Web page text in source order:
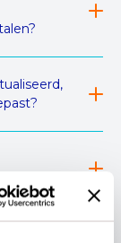
vragen